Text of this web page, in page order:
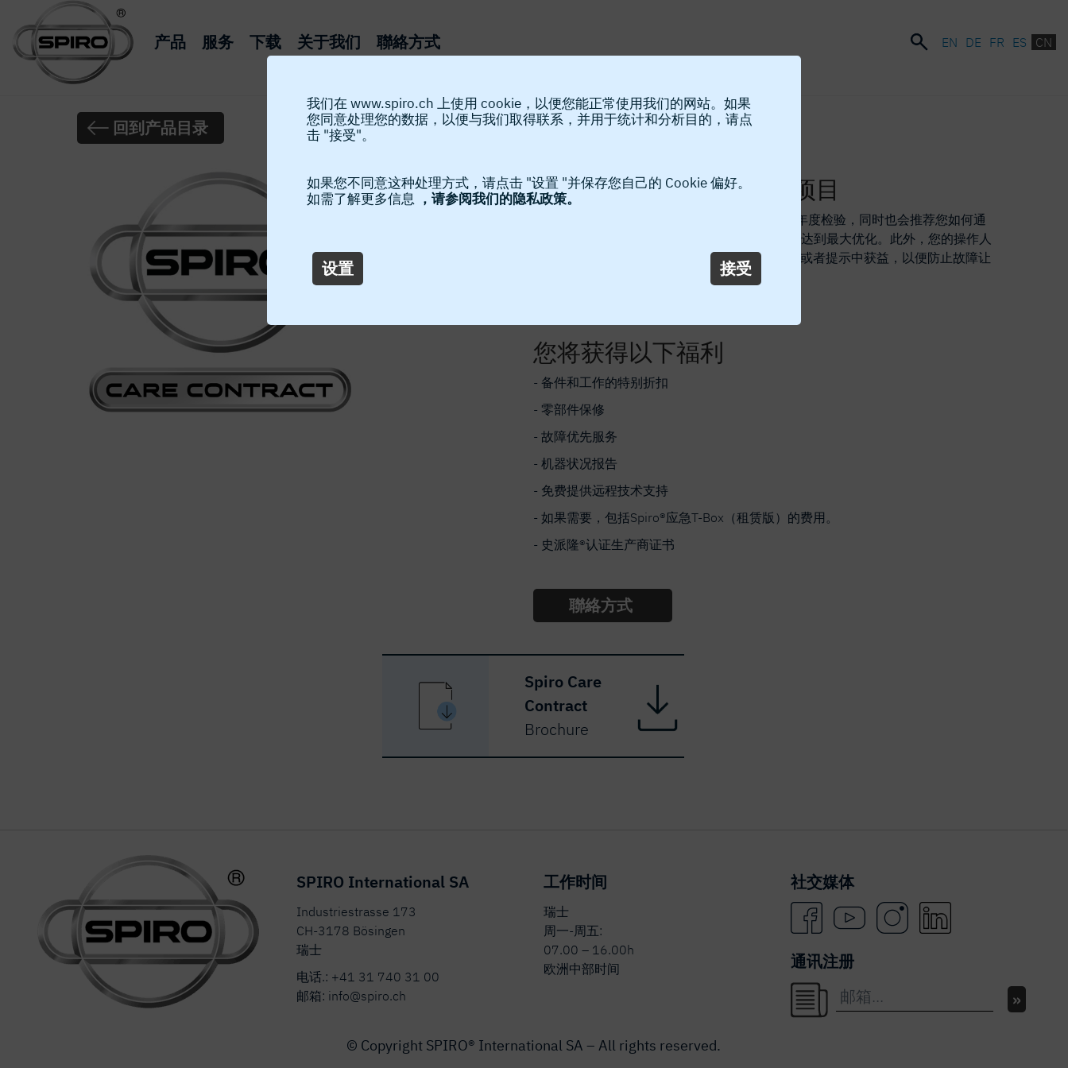
产品 服务 下载 关于我们 聯絡方式 EN DE FR ES CN
回到产品目录
Spiro®保健合同中的所有项目
Spiro®保健合同对您所采购的Spiro®设备有一个年度检验，同时也会推荐您如何通
过服务，维修或者更新原Spiro® 配件让您的投资达到最大优化。此外，您的操作人
员可以通过对您设备的最佳使用以及维护的反馈或者提示中获益，以便防止故障让
您将获得以下福利
- 备件和工作的特别折扣
- 零部件保修
- 故障优先服务
- 机器状况报告
- 免费提供远程技术支持
- 如果需要，包括Spiro®应急T-Box（租赁版）的费用。
- 史派隆®认证生产商证书
聯絡方式
Spiro Care
Contract
Brochure
SPIRO International SA
Industriestrasse 173
CH-3178 Bösingen
瑞士
电话.: +41 31 740 31 00
邮箱: info@spiro.ch
工作时间
瑞士
周一-周五:
07.00 – 16.00h
欧洲中部时间
社交媒体
通讯注册
© Copyright SPIRO® International SA – All rights reserved.
我们在 www.spiro.ch 上使用 cookie，以便您能正常使用我们的网站。如果
您同意处理您的数据，以便与我们取得联系，并用于统计和分析目的，请点
击 "接受"。
如果您不同意这种处理方式，请点击 "设置 "并保存您自己的 Cookie 偏好。
如需了解更多信息 ，请参阅我们的隐私政策。
设置 接受